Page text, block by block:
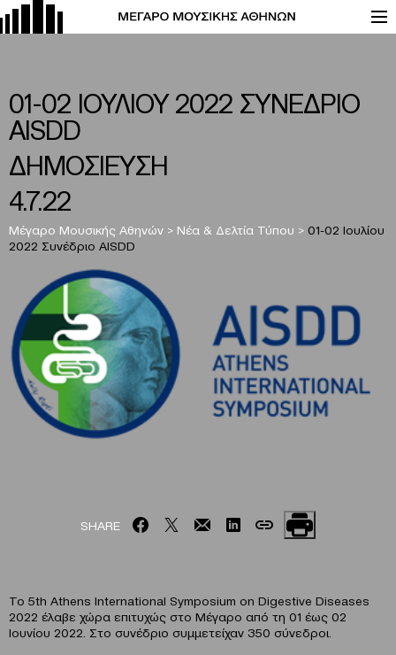
01-02 ΙΟΥΛΙΟΥ 2022 ΣΥΝΕΔΡΙΟ
ΑISDD
ΔΗΜΟΣΙΕΥΣΗ
4.7.22
Μέγαρο Μουσικής Αθηνών > Νέα & Δελτία Τύπου > 01-02 Ιουλίου
2022 Συνέδριο ΑISDD
SHARE
Το 5th Athens International Symposium on Digestive Diseases
2022 έλαβε χώρα επιτυχώς στο Μέγαρο από τη 01 έως 02
Ιουνίου 2022. Στο συνέδριο συμμετείχαν 350 σύνεδροι.